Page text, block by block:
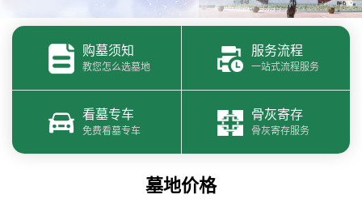
购墓须知
教您怎么选墓地
服务流程
一站式流程服务
看墓专车
免费看墓专车
骨灰寄存
骨灰寄存服务
墓地价格